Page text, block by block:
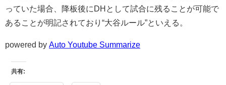
っていた場合、降板後にDHとして試合に残ることが可能で
あることが明記されており“大谷ルール”といえる。
powered by Auto Youtube Summarize
共有: